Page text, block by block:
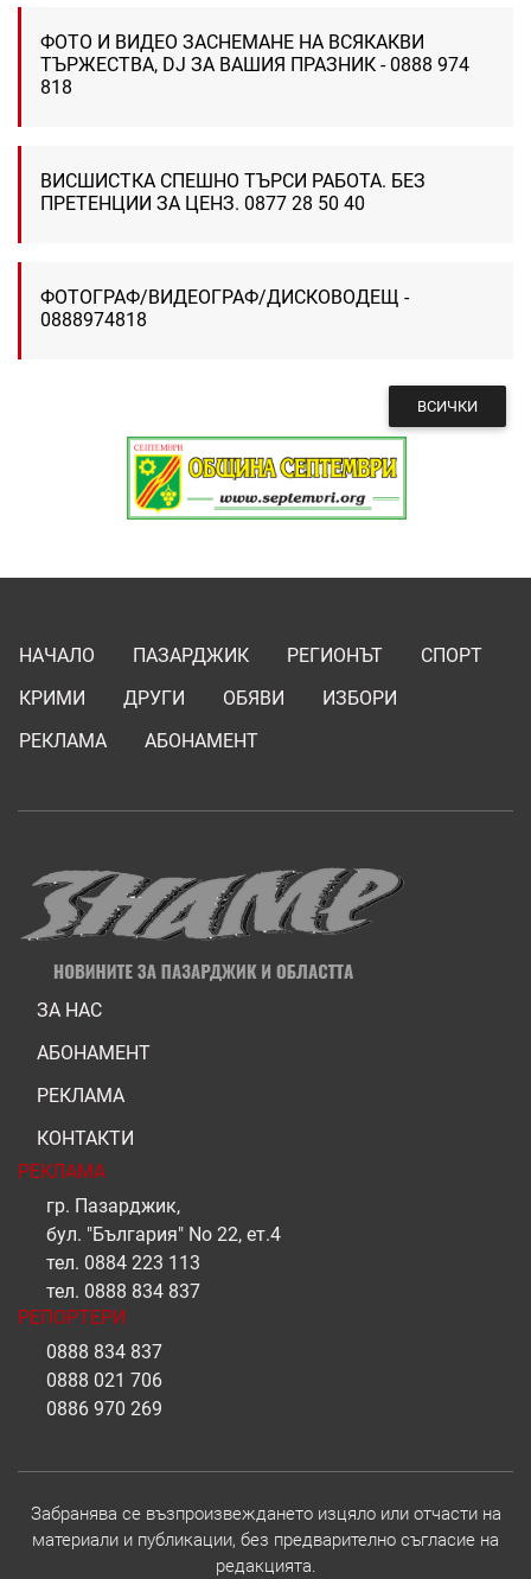
ФОТО И ВИДЕО ЗАСНЕМАНЕ НА ВСЯКАКВИ
ТЪРЖЕСТВА, DJ ЗА ВАШИЯ ПРАЗНИК - 0888 974
818
ВИСШИСТКА СПЕШНО ТЪРСИ РАБОТА. БЕЗ
ПРЕТЕНЦИИ ЗА ЦЕНЗ. 0877 28 50 40
ФОТОГРАФ/ВИДЕОГРАФ/ДИСКОВОДЕЩ -
0888974818
ВСИЧКИ
НАЧАЛО ПАЗАРДЖИК РЕГИОНЪТ
СПОРТ
КРИМИ
ДРУГИ ОБЯВИ
ИЗБОРИ
РЕКЛАМА
АБОНАМЕНТ
ЗА НАС
АБОНАМЕНТ
РЕКЛАМА
КОНТАКТИ
РЕКЛАМА
гр. Пазарджик,
бул. "България" No 22, ет.4
тел. 0884 223 113
тел. 0888 834 837
РЕПОРТЕРИ
0888 834 837
0888 021 706
0886 970 269
Забранява се възпроизвеждането изцяло или отчасти на
материали и публикации, без предварително съгласие на
редакцията.